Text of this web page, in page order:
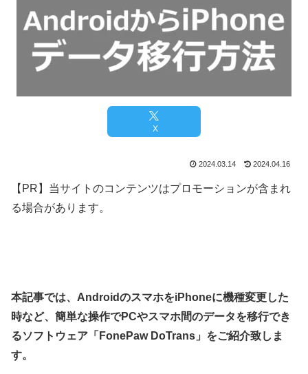
X
2024.03.14 2024.04.16
【PR】当サイトのコンテンツはプロモーションが含まれ
る場合があります。
本記事では、AndroidのスマホをiPhoneに機種変更した
時など、簡単な操作でPCやスマホ間のデータを移行でき
るソフトウェア「FonePaw DoTrans」をご紹介致しま
す。